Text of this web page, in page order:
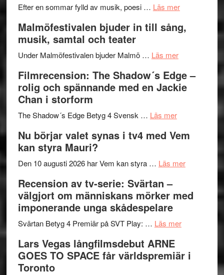
genrens
terräng
på
Efter en sommar fylld av musik, poesi … Läs merom
Endre,
Roland
Pöntinen
Scensommar
Artipelag
Malmöfestivalen bjuder in till sång,
musik, samtal och teater
Under Malmöfestivalen bjuder Malmö … Läs merom
bjuder
in
samtal
teater
Filmrecension: The Shadow´s Edge –
rolig och spännande med en Jackie
Chan i storform
The Shadow´s Edge Betyg 4 Svensk … Läs merom
The
´s
rolig
spännande
Jackie
Nu börjar valet synas i tv4 med Vem
kan styra Mauri?
Den 10 augusti 2026 har Vem kan styra … Läs merom
valet
Vem
Recension av tv-serie: Svärtan –
välgjort om människans mörker med
imponerande unga skådespelare
Svärtan Betyg 4 Premiär på SVT Play: … Läs merom
tv-
Lars Vegas långfilmsdebut ARNE
GOES TO SPACE får världspremiär i
Toronto